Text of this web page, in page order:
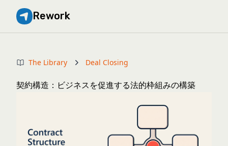
Rework
The Library Deal Closing
契約構造：ビジネスを促進する法的枠組みの構築